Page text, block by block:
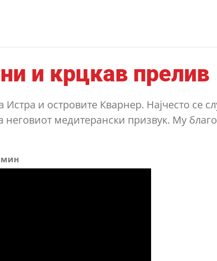
и крцкав прелив
и островите Кварнер. Најчесто се
медитерански призвук. Му